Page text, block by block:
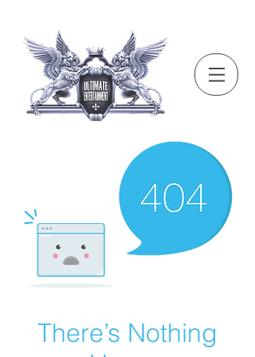
There’s Nothing